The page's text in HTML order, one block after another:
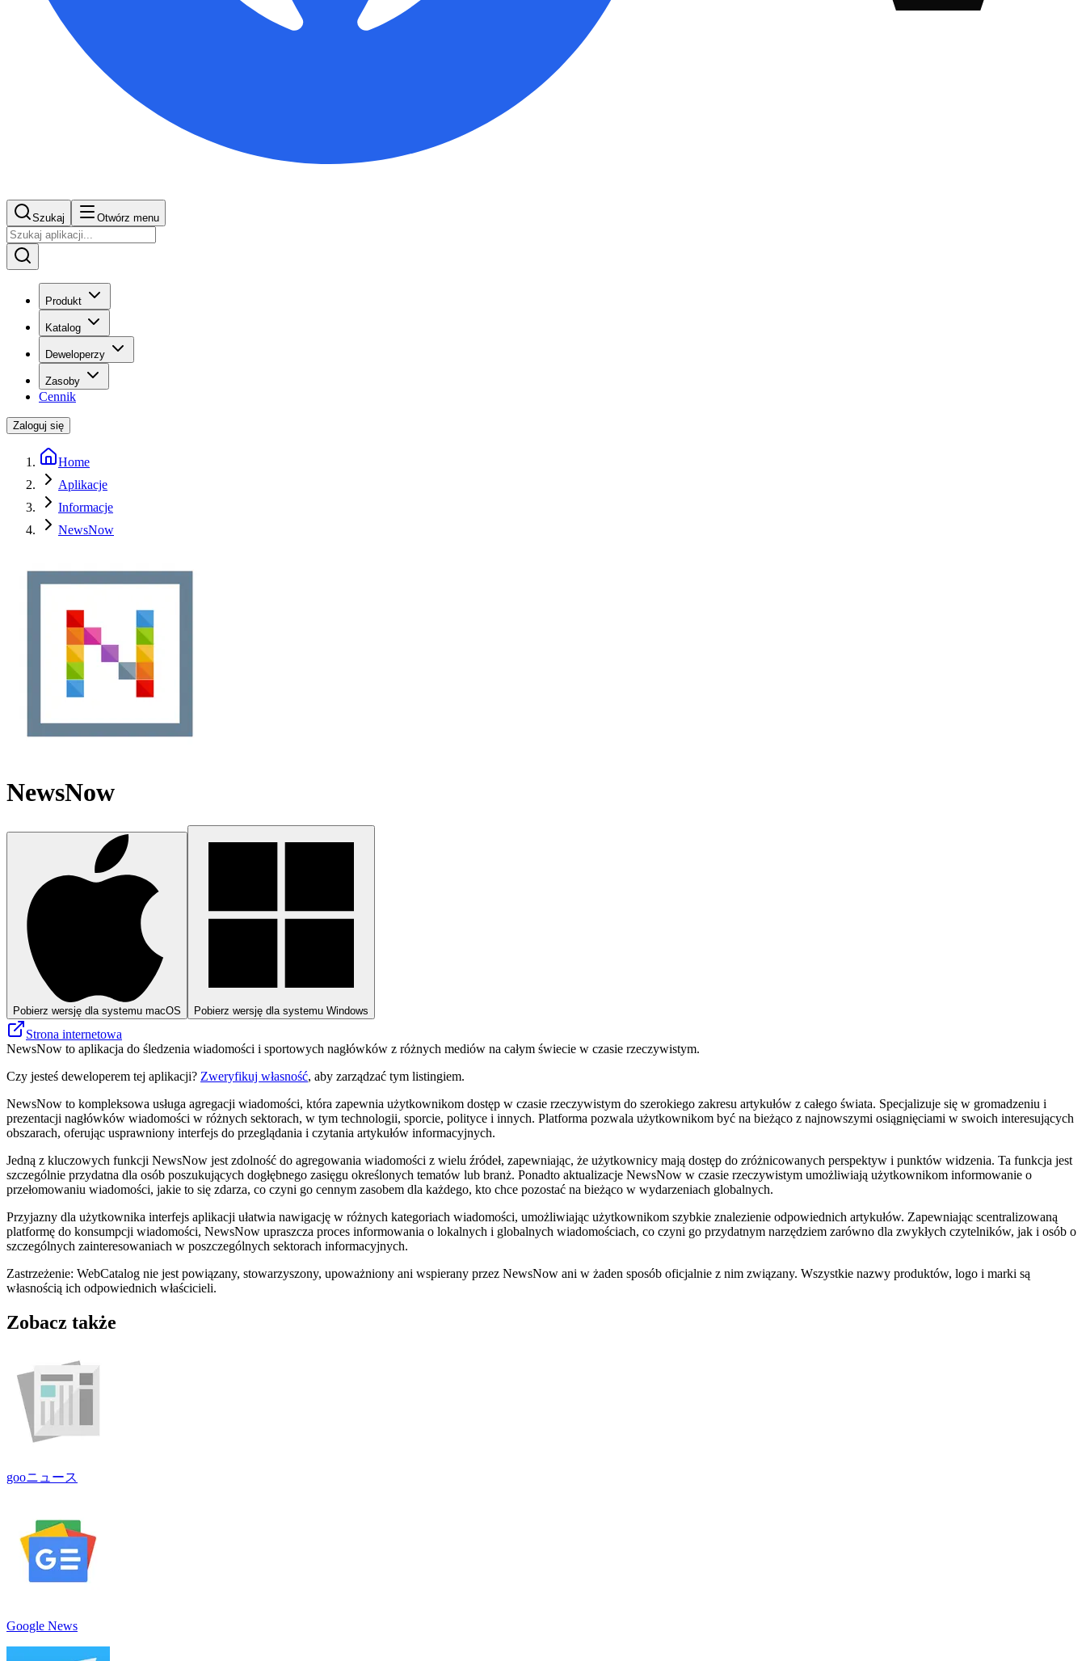
Szukaj Otwórz menu
Produkt
Katalog
Deweloperzy
Zasoby
Cennik
Zaloguj się
Home
Aplikacje
Informacje
NewsNow
NewsNow
Pobierz wersję dla systemu macOS Pobierz wersję dla systemu Windows
Strona internetowa
NewsNow to aplikacja do śledzenia wiadomości i sportowych nagłówków z różnych mediów na całym świecie w czasie rzeczywistym.
Czy jesteś deweloperem tej aplikacji? Zweryfikuj własność, aby zarządzać tym listingiem.
NewsNow to kompleksowa usługa agregacji wiadomości, która zapewnia użytkownikom dostęp w czasie rzeczywistym do szerokiego zakresu artykułów z całego świata. Specjalizuje się w gromadzeniu i
prezentacji nagłówków wiadomości w różnych sektorach, w tym technologii, sporcie, polityce i innych. Platforma pozwala użytkownikom być na bieżąco z najnowszymi osiągnięciami w swoich interesujących
obszarach, oferując usprawniony interfejs do przeglądania i czytania artykułów informacyjnych.
Jedną z kluczowych funkcji NewsNow jest zdolność do agregowania wiadomości z wielu źródeł, zapewniając, że użytkownicy mają dostęp do zróżnicowanych perspektyw i punktów widzenia. Ta funkcja jest
szczególnie przydatna dla osób poszukujących dogłębnego zasięgu określonych tematów lub branż. Ponadto aktualizacje NewsNow w czasie rzeczywistym umożliwiają użytkownikom informowanie o
przełomowaniu wiadomości, jakie to się zdarza, co czyni go cennym zasobem dla każdego, kto chce pozostać na bieżąco w wydarzeniach globalnych.
Przyjazny dla użytkownika interfejs aplikacji ułatwia nawigację w różnych kategoriach wiadomości, umożliwiając użytkownikom szybkie znalezienie odpowiednich artykułów. Zapewniając scentralizowaną
platformę do konsumpcji wiadomości, NewsNow upraszcza proces informowania o lokalnych i globalnych wiadomościach, co czyni go przydatnym narzędziem zarówno dla zwykłych czytelników, jak i osób o
szczególnych zainteresowaniach w poszczególnych sektorach informacyjnych.
Zastrzeżenie: WebCatalog nie jest powiązany, stowarzyszony, upoważniony ani wspierany przez NewsNow ani w żaden sposób oficjalnie z nim związany. Wszystkie nazwy produktów, logo i marki są
własnością ich odpowiednich właścicieli.
Zobacz także
gooニュース
Google News